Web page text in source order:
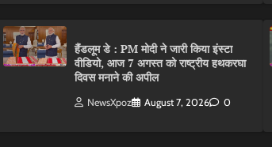
हैंडलूम डे : PM मोदी ने जारी किया इंस्टा
वीडियो, आज 7 अगस्त को राष्ट्रीय हथकरघा
दिवस मनाने की अपील
NewsXpoz August 7, 2026 0